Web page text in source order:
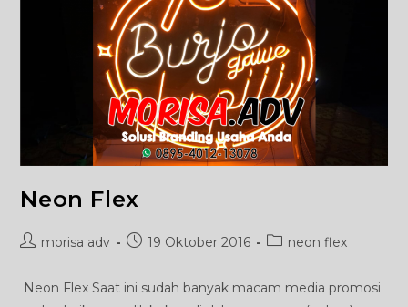
Neon Flex
Postmorisa adv
Post19 Oktober 2016
Postneon flex
Neon Flex Saat ini sudah banyak macam media promosi